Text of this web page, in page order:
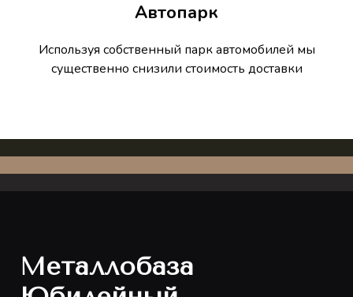
Автопарк
Используя собственный парк автомобилей мы
существенно снизили стоимость доставки
Металлобаза